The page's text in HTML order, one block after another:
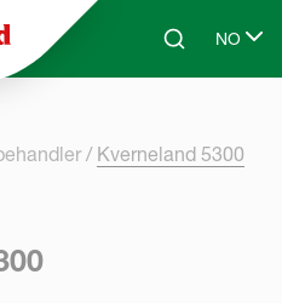
Skip to main contentSearchNO
Select
Kverneland 5300